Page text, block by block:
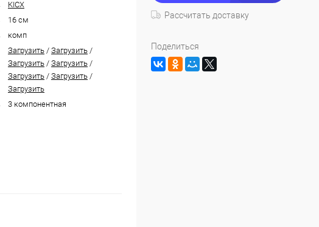
KICX
16 см
комп
Загрузить / Загрузить /
Загрузить / Загрузить /
Загрузить / Загрузить /
Загрузить
3 компонентная
Рассчитать доставку
Поделиться